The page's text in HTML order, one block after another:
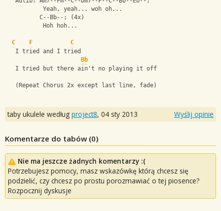
           Yeah, yeah... woh oh...
          C--Bb--; (4x)
           Hoh hoh...
C F
C
   I tried and I tried
Bb
   I tried but there ain't no playing it off
   (Repeat Chorus 2x except last line, fade)
taby ukulele według project8, 04 sty 2013 Wyślij opinie
Komentarze do tabów (0)
Nie ma jeszcze żadnych komentarzy :(
Potrzebujesz pomocy, masz wskazówkę którą chcesz się
podzielić, czy chcesz po prostu porozmawiać o tej piosence?
Rozpocznij dyskusje